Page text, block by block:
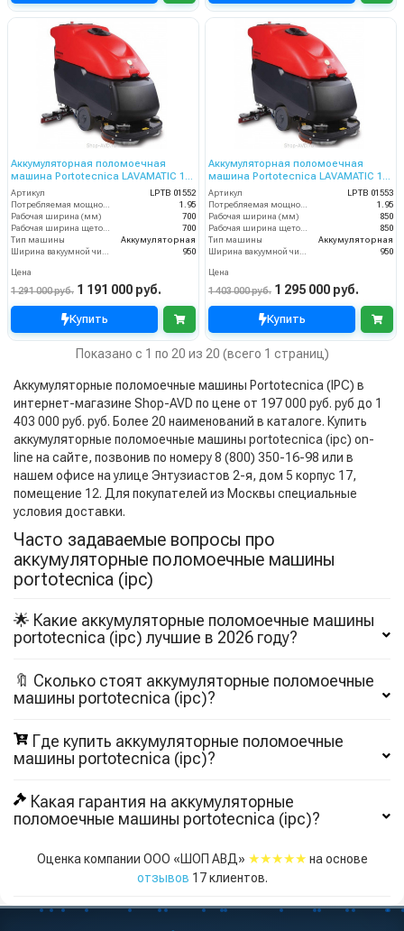
Аккумуляторная поломоечная
машина Portotecnica LAVAMATIC 100
BT 70
Артикул
LPTB 01552
1.95
Рабочая ширина (мм)
700
700
Тип машины
Аккумуляторная
950
Цена
1 291 000 руб. 1 191 000 руб.
Купить
Аккумуляторная поломоечная
машина Portotecnica LAVAMATIC 100
BT 85
Артикул
LPTB 01553
1.95
Рабочая ширина (мм)
850
850
Тип машины
Аккумуляторная
950
Цена
1 403 000 руб. 1 295 000 руб.
Купить
Показано с 1 по 20 из 20 (всего 1 страниц)
Аккумуляторные поломоечные машины Portotecnica (IPC) в
интернет-магазине Shop-AVD по цене от 197 000 руб. руб до 1
403 000 руб. руб. Более 20 наименований в каталоге. Купить
аккумуляторные поломоечные машины portotecnica (ipc) on-
line на сайте, позвонив по номеру 8 (800) 350-16-98 или в
нашем офисе на улице Энтузиастов 2-я, дом 5 корпус 17,
помещение 12. Для покупателей из Москвы специальные
условия доставки.
Часто задаваемые вопросы про
аккумуляторные поломоечные машины
portotecnica (ipc)
🌟 Какие аккумуляторные поломоечные машины
portotecnica (ipc) лучшие в 2026 году?
🔖 Сколько стоят аккумуляторные поломоечные
машины portotecnica (ipc)?
Где купить аккумуляторные поломоечные
машины portotecnica (ipc)?
Какая гарантия на аккумуляторные
поломоечные машины portotecnica (ipc)?
Оценка компании ООО «ШОП АВД» ★★★★★ на основе
отзывов 17клиентов.